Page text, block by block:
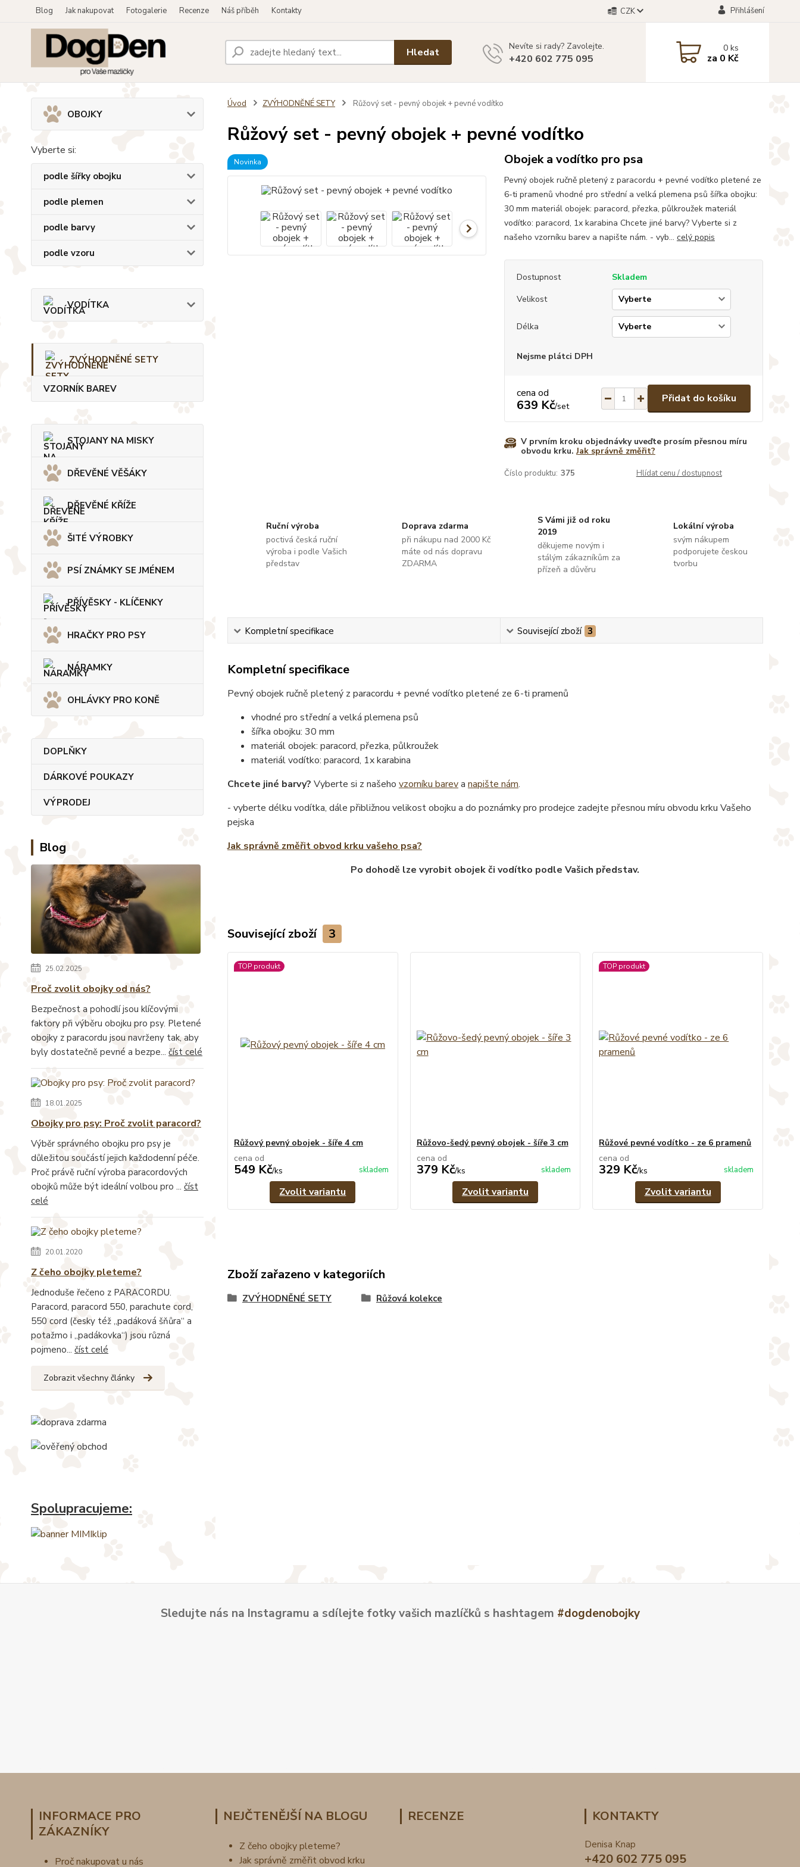
Blog Jak nakupovat Fotogalerie Recenze Náš příběh Kontakty CZK Přihlášení
Hledat Nevíte si rady? Zavolejte.
+420 602 775 095
0ks
za 0 Kč
OBOJKY
Vyberte si:
podle šířky obojku
podle plemen
podle barvy
podle vzoru
VODÍTKA
ZVÝHODNĚNÉ SETY
VZORNÍK BAREV
STOJANY NA MISKY
DŘEVĚNÉ VĚŠÁKY
DŘEVĚNÉ KŘÍŽE
ŠITÉ VÝROBKY
PSÍ ZNÁMKY SE JMÉNEM
PŘÍVĚSKY - KLÍČENKY
HRAČKY PRO PSY
NÁRAMKY
OHLÁVKY PRO KONĚ
DOPLŇKY
DÁRKOVÉ POUKAZY
VÝPRODEJ
Blog
25.02.2025
Proč zvolit obojky od nás?
Bezpečnost a pohodlí jsou klíčovými
faktory při výběru obojku pro psy. Pletené
obojky z paracordu jsou navrženy tak, aby
byly dostatečně pevné a bezpe... číst celé
18.01.2025
Obojky pro psy: Proč zvolit paracord?
Výběr správného obojku pro psy je
důležitou součástí jejich každodenní péče.
Proč právě ruční výroba paracordových
obojků může být ideální volbou pro ... číst
celé
20.01.2020
Z čeho obojky pleteme?
Jednoduše řečeno z PARACORDU.
Paracord, paracord 550, parachute cord,
550 cord (česky též „padáková šňůra“ a
potažmo i „padákovka“) jsou různá
pojmeno... číst celé
Zobrazit všechny články
Spolupracujeme:
Úvod ZVÝHODNĚNÉ SETY Růžový set - pevný obojek + pevné vodítko
Růžový set - pevný obojek + pevné vodítko
Novinka Obojek a vodítko pro psa
Pevný obojek ručně pletený z paracordu + pevné vodítko pletené ze
6-ti pramenů vhodné pro střední a velká plemena psů šířka obojku:
30 mm materiál obojek: paracord, přezka, půlkroužek materiál
vodítko: paracord, 1x karabina Chcete jiné barvy? Vyberte si z
našeho vzorníku barev a napište nám. - vyb... celý popis
Dostupnost
Skladem
Velikost
Délka
Nejsme plátci DPH
cena od
639 Kč/set
Přidat do košíku
V prvním kroku objednávky uveďte prosím přesnou míru
obvodu krku.Jak správně změřit?
Číslo produktu: 375 Hlídat cenu / dostupnost
Ruční výroba
poctivá česká ruční
výroba i podle Vašich
představ
Doprava zdarma
při nákupu nad 2000 Kč
máte od nás dopravu
ZDARMA
S Vámi již od roku
2019
děkujeme novým i
stálým zákazníkům za
přízeň a důvěru
Lokální výroba
svým nákupem
podporujete českou
tvorbu
Kompletní specifikace Související zboží 3
Kompletní specifikace
Pevný obojek ručně pletený z paracordu + pevné vodítko pletené ze 6-ti pramenů
vhodné pro střední a velká plemena psů
šířka obojku: 30 mm
materiál obojek: paracord, přezka, půlkroužek
materiál vodítko: paracord, 1x karabina
Chcete jiné barvy? Vyberte si z našeho vzorníku bareva napište nám.
- vyberte délku vodítka, dále přibližnou velikost obojku a do poznámky pro prodejce zadejte přesnou míru obvodu krku Vašeho
pejska
Jak správně změřit obvod krku vašeho psa?
Po dohodě lze vyrobit obojek či vodítko podle Vašich představ.
Související zboží 3
TOP produkt
Růžový pevný obojek - šíře 4 cm
cena od
549 Kč/ks skladem
Zvolit variantu
Růžovo-šedý pevný obojek - šíře 3 cm
cena od
379 Kč/ks skladem
Zvolit variantu
TOP produkt
Růžové pevné vodítko - ze 6 pramenů
cena od
329 Kč/ks skladem
Zvolit variantu
Zboží zařazeno v kategoriích
ZVÝHODNĚNÉ SETY Růžová kolekce
Sledujte nás na Instagramu a sdílejte fotky vašich mazlíčků s hashtagem #dogdenobojky
INFORMACE PRO
ZÁKAZNÍKY
Proč nakupovat u nás
NEJČTENĚJŠÍ NA BLOGU
Z čeho obojky pleteme?
Jak správně změřit obvod krku
RECENZE KONTAKTY
Denisa Knap
+420 602 775 095